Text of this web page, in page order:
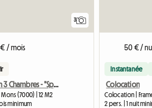
3
/ mois
Colocation 3 Chambres - "Sport Et Vie Saine"
(7000) | 12 M2
minimum
50 € /
Instantanée
Colocation
Colocation |
2 pers. | 1 nuit